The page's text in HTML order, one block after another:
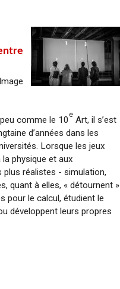
comme le 10 e Art, il s’est
d’années dans les
Lorsque les jeux
physique et aux
réalistes - simulation,
quant à elles, « détournent »
pour le calcul, étudient le
développent leurs propres